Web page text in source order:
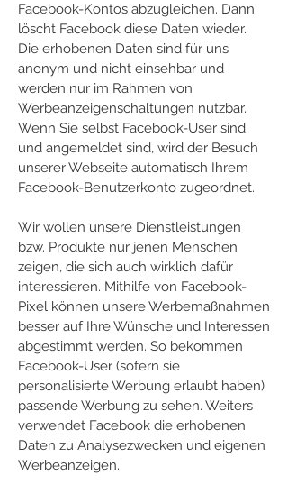
Facebook-Kontos abzugleichen. Dann
löscht Facebook diese Daten wieder.
Die erhobenen Daten sind für uns
anonym und nicht einsehbar und
werden nur im Rahmen von
Werbeanzeigenschaltungen nutzbar.
Wenn Sie selbst Facebook-User sind
und angemeldet sind, wird der Besuch
unserer Webseite automatisch Ihrem
Facebook-Benutzerkonto zugeordnet.
Wir wollen unsere Dienstleistungen
bzw. Produkte nur jenen Menschen
zeigen, die sich auch wirklich dafür
interessieren. Mithilfe von Facebook-
Pixel können unsere Werbemaßnahmen
besser auf Ihre Wünsche und Interessen
abgestimmt werden. So bekommen
Facebook-User (sofern sie
personalisierte Werbung erlaubt haben)
passende Werbung zu sehen. Weiters
verwendet Facebook die erhobenen
Daten zu Analysezwecken und eigenen
Werbeanzeigen.